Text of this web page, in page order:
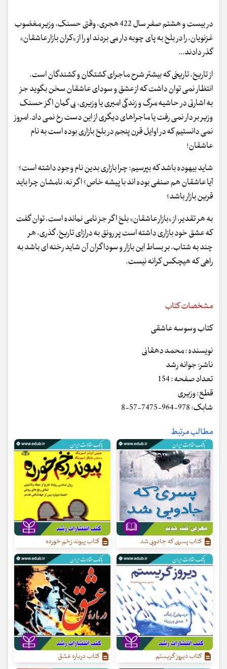
در بیست و هشتم صفر سال 422 هجری، وقتی حسنک، وزیر مغضوب
غزنویان، را در بلخ به پای چوبه دار می بردند او را از «کران بازار عاشقان»
گذر دادند...
از تاریخ، تاریخی که بیشتر شرح ماجرای کشتگان و کشندگان است.
انتظار نمی توان داشت که از عشق و سودای عاشقان سخن بگوید جز
به اشارتی در حاشیه مرگ و زندگی امیری یا وزیری، بی گمان اگز حسنک
وزیر بر دار نمی رفت یا ماجراهای دیگری از این دست رخ نمی داد. امروز
نمی دانستیم که در اوایل قرن پنجم در بلخ بازاری بوده است به نام
عاشقان!
شاید بیهوده باشد که بپرسیم: چرا بازاری بدین نام وجود داشته است؟
آیا عاشقان هم صنفی بوده اند با پیشه خاص؟ اگر نه، نامشان چرا باید
قرین بازار باشد؟
به هر تقدیر، از «بازار عاشقان» بلخ اگر جز نامی نمانده است، توان گفت
که عشق خود بازاری داشته است پر رونق به درازای تاریخ. گذری، هر
چند به شتاب، بر بساط این بازار و سوداگران آن شاید رخنه ای باشد به
راهی که هیچکس کرانه نیست.
مشخصات کتاب
کتاب وسوسه عاشقی
نویسنده : محمد دهقانی
ناشر: جوانه رشد
تعداد صفحه : 154
قطع: وزیری
شابک: 978-964-7475-57-8
مطالب مرتبط
کتاب پسری که جادویی شد کتاب پیوند زخم خورده
کتاب دیروز گریستم کتاب درباره عشق